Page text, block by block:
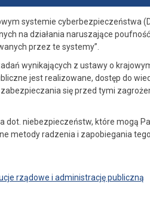
systemie cyberbezpieczeństwa
na działania naruszające
przez te systemy”.
wynikających z ustawy o
jest realizowane, dostęp do
się przed tymi
niebezpieczeństw, które mogą
metody radzenia i zapobiegania
rządowe i administrację publiczną